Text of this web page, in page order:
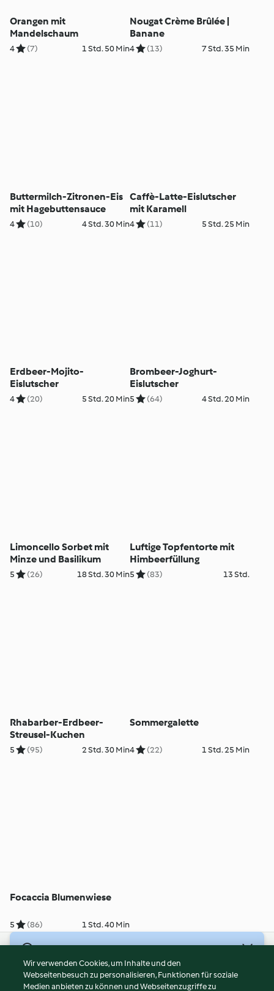
Orangen mit
Mandelschaum
4 (7) 1 Std. 50 Min
Nougat Crème Brûlée |
Banane
4 (13) 7 Std. 35 Min
Buttermilch-Zitronen-Eis
mit Hagebuttensauce
4 (10) 4 Std. 30 Min
Caffè-Latte-Eislutscher
mit Karamell
4 (11) 5 Std. 25 Min
Erdbeer-Mojito-
Eislutscher
4 (20) 5 Std. 20 Min
Brombeer-Joghurt-
Eislutscher
5 (64) 4 Std. 20 Min
Limoncello Sorbet mit
Minze und Basilikum
5 (26) 18 Std. 30 Min
Luftige Topfentorte mit
Himbeerfüllung
5 (83) 13 Std.
Rhabarber-Erdbeer-
Streusel-Kuchen
5 (95) 2 Std. 30 Min
Sommergalette
4 (22) 1 Std. 25 Min
Focaccia Blumenwiese
5 (86) 1 Std. 40 Min
Nutzungsbedingungen
Wir verwenden Cookies, um Inhalte und den
Webseitenbesuch zu personalisieren, Funktionen für soziale
Medien anbieten zu können und Webseitenzugriffe zu